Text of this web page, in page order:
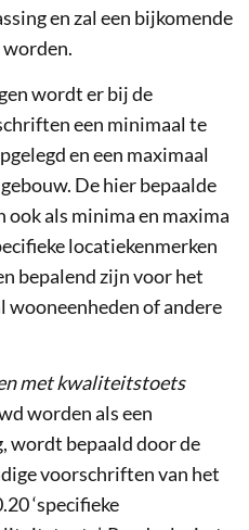
en zal een bijkomende
wordt er bij de
een minimaal te
en een maximaal
De hier bepaalde
als minima en maxima
locatiekenmerken
bepalend zijn voor het
wooneenheden of andere
met kwaliteitstoets
worden als een
wordt bepaald door de
voorschriften van het
‘specifieke